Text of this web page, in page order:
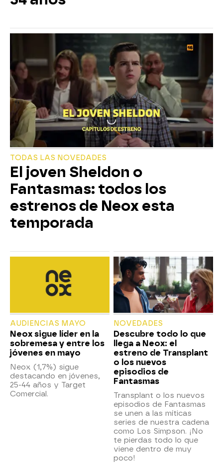
TODAS LAS NOVEDADES
El joven Sheldon o
Fantasmas: todos los
estrenos de Neox esta
temporada
AUDIENCIAS MAYO
Neox sigue líder en la
sobremesa y entre los
jóvenes en mayo
Neox (1,7%) sigue
destacando en jóvenes,
25-44 años y Target
Comercial.
NOVEDADES
Descubre todo lo que
llega a Neox: el
estreno de Transplant
o los nuevos
episodios de
Fantasmas
Transplant o los nuevos
episodios de Fantasmas
se unen a las míticas
series de nuestra cadena
como Los Simpson. ¡No
te pierdas todo lo que
viene dentro de muy
poco!